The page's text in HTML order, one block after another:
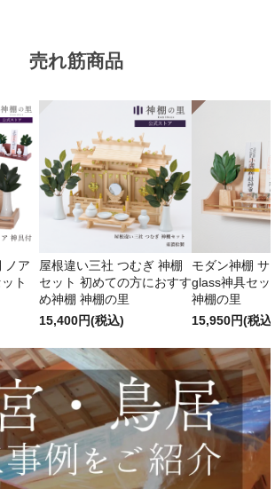
売れ筋商品
ノア
ト
屋根違い三社 つむぎ 神棚
セット 初めての方におすす
め神棚 神棚の里
15,400円(税込)
モダン神棚 サ
glass神具セッ
神棚の里
15,950円(税込